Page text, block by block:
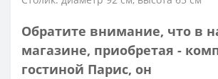
Обратите внимание, что в
магазине, приобретая -
гостиной Парис, он